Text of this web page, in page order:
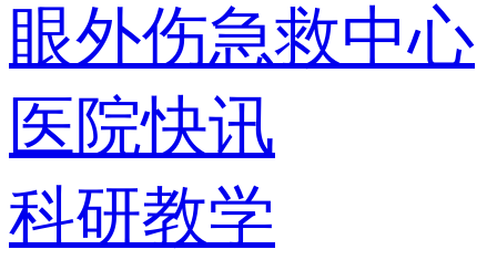
眼外伤急救中心
医院快讯
科研教学